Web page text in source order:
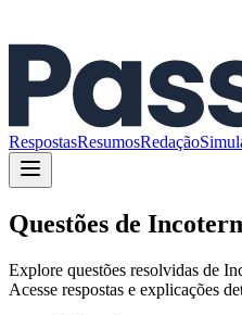
RespostasResumosRedação
Questões de
Explore questões resolvidas de
Acesse respostas e explicações